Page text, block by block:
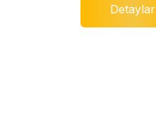
Detaylar